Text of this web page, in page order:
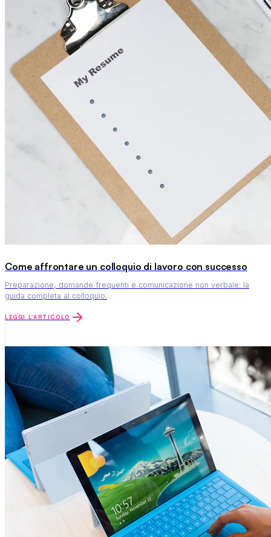
Come affrontare un colloquio di lavoro con successo
Preparazione, domande frequenti e comunicazione non verbale: la
guida completa al colloquio.
LEGGI L'ARTICOLO